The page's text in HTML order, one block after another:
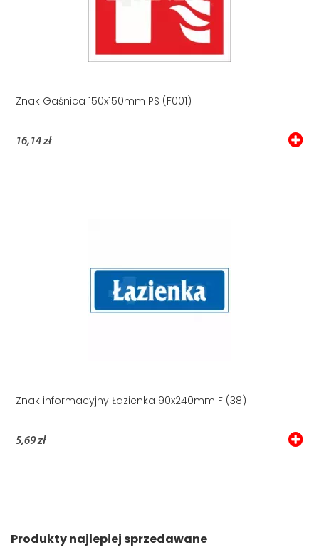
Znak Gaśnica 150x150mm PS (F001)
16,14 zł
Znak informacyjny Łazienka 90x240mm F (38)
5,69 zł
Produkty najlepiej sprzedawane